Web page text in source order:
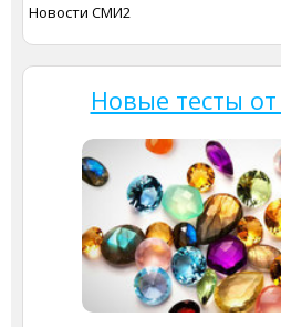
Новости СМИ2
Новые тесты